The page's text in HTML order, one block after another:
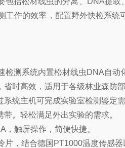
工作的效率，配置野外快检系
检测系统内置松材线虫DNA自
省时高效，适用于各级林业森防
系统主机可完成实验室检测鉴定
。轻松满足外出实验的需求。
，触屏操作，简便快捷。
片，结合德国PT1000温度传感